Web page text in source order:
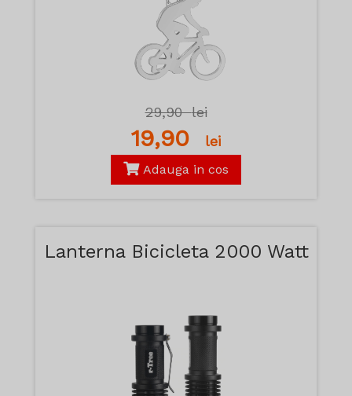
29,90lei
19,90 lei
Adauga in cos
Lanterna Bicicleta 2000 Watt